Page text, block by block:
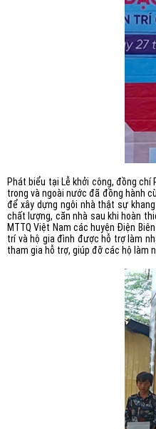
Phát biểu tại Lễ khởi công, đồng
trong và ngoài nước đã đồng hành
để xây dựng ngôi nhà thật sự
chất lượng, căn nhà sau khi hoàn
MTTQ Việt Nam các huyện Điện
trí và hộ gia đình được hỗ trợ làm
tham gia hỗ trợ, giúp đỡ các hộ làm